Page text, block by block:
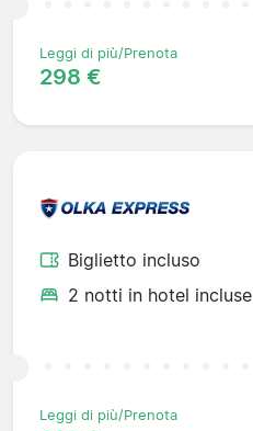
Leggi di più/Prenota
298 €
Biglietto incluso
2 notti in hotel incluse
Leggi di più/Prenota